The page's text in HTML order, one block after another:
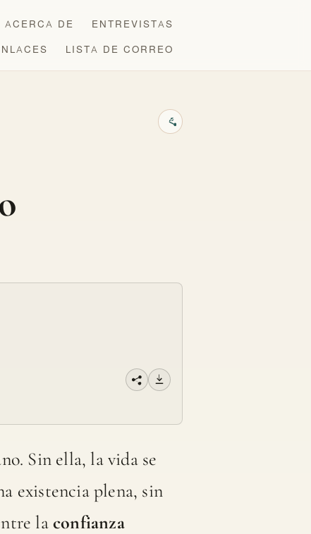
ACERCA DE
ENTREVISTAS
LISTA DE CORREO
Sin ella, la vida se
existencia plena, sin
laconfianza